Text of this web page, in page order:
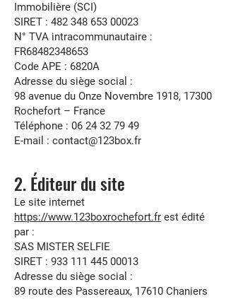
Immobilière (SCI)
SIRET : 482 348 653 00023
N° TVA intracommunautaire :
FR68482348653
Code APE : 6820A
Adresse du siège social :
98 avenue du Onze Novembre 1918, 17300
Rochefort – France
Téléphone : 06 24 32 79 49
E-mail : contact@123box.fr
2. Éditeur du site
Le site internet
https://www.123boxrochefort.fr est édité
par :
SAS MISTER SELFIE
SIRET : 933 111 445 00013
Adresse du siège social :
89 route des Passereaux, 17610 Chaniers